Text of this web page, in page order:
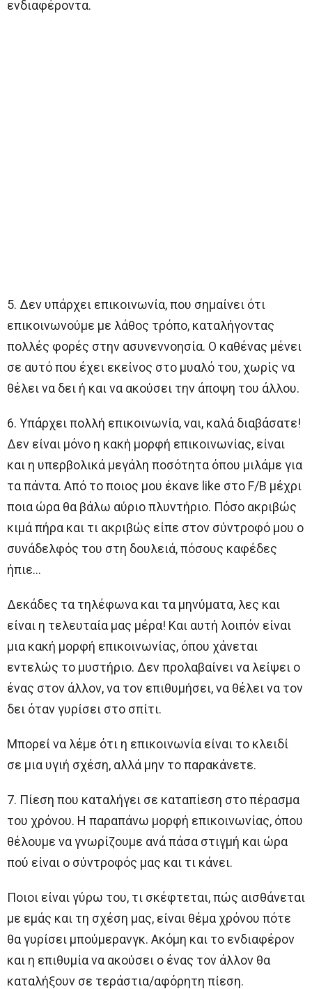
ενδιαφέροντα.
5. Δεν υπάρχει επικοινωνία, που σημαίνει ότι
επικοινωνούμε με λάθος τρόπο, καταλήγοντας
πολλές φορές στην ασυνεννοησία. Ο καθένας μένει
σε αυτό που έχει εκείνος στο μυαλό του, χωρίς να
θέλει να δει ή και να ακούσει την άποψη του άλλου.
6. Υπάρχει πολλή επικοινωνία, ναι, καλά διαβάσατε!
Δεν είναι μόνο η κακή μορφή επικοινωνίας, είναι
και η υπερβολικά μεγάλη ποσότητα όπου μιλάμε για
τα πάντα. Από το ποιος μου έκανε like στο F/B μέχρι
ποια ώρα θα βάλω αύριο πλυντήριο. Πόσο ακριβώς
κιμά πήρα και τι ακριβώς είπε στον σύντροφό μου ο
συνάδελφός του στη δουλειά, πόσους καφέδες
ήπιε…
Δεκάδες τα τηλέφωνα και τα μηνύματα, λες και
είναι η τελευταία μας μέρα! Και αυτή λοιπόν είναι
μια κακή μορφή επικοινωνίας, όπου χάνεται
εντελώς το μυστήριο. Δεν προλαβαίνει να λείψει ο
ένας στον άλλον, να τον επιθυμήσει, να θέλει να τον
δει όταν γυρίσει στο σπίτι.
Μπορεί να λέμε ότι η επικοινωνία είναι το κλειδί
σε μια υγιή σχέση, αλλά μην το παρακάνετε.
7. Πίεση που καταλήγει σε καταπίεση στο πέρασμα
του χρόνου. Η παραπάνω μορφή επικοινωνίας, όπου
θέλουμε να γνωρίζουμε ανά πάσα στιγμή και ώρα
πού είναι ο σύντροφός μας και τι κάνει.
Ποιοι είναι γύρω του, τι σκέφτεται, πώς αισθάνεται
με εμάς και τη σχέση μας, είναι θέμα χρόνου πότε
θα γυρίσει μπούμερανγκ. Ακόμη και το ενδιαφέρον
και η επιθυμία να ακούσει ο ένας τον άλλον θα
καταλήξουν σε τεράστια/αφόρητη πίεση.